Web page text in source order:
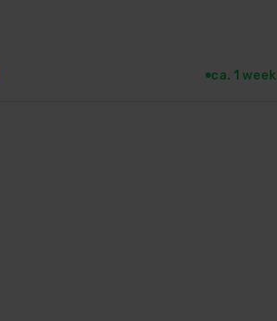
ca. 1 week